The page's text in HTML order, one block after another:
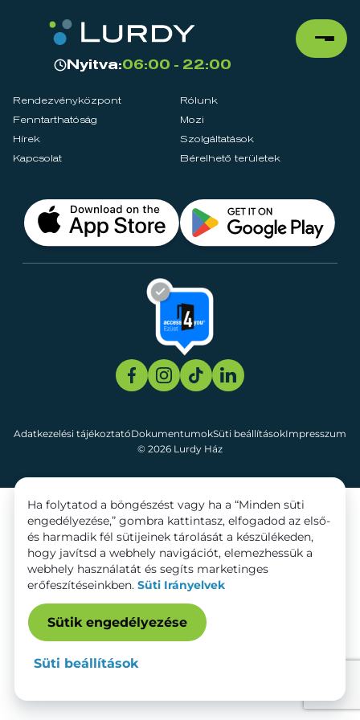
Nyitva:06:00 - 22:00
Rendezvényközpont
Rólunk
Fenntarthatóság
Mozi
Hírek
Szolgáltatások
Kapcsolat
Bérelhető területek
© 2026 Lurdy Ház
Adatkezelési tájékoztatóDokumentumokSüti beállításokImpresszum
Ha folytatod a böngészést vagy ha a “Minden süti
engedélyezése,” gombra kattintasz, elfogadod az első-
és harmadik fél sütijeinek tárolását a készülékeden,
hogy javítsd a webhely navigációt, elemezhessük a
webhely használatát és segíts marketinges
erőfeszítéseinkben. Süti Irányelvek
Sütik engedélyezése
Süti beállítások